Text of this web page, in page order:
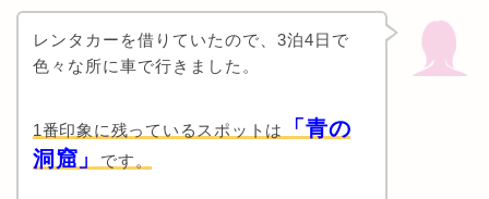
レンタカーを借りていたので、3泊4日で
色々な所に車で行きました。
1番印象に残っているスポットは
「青の
洞窟」
です。